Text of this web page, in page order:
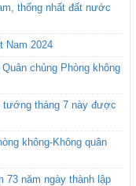
thống nhất đất nước
Nam 2024
chủng Phòng không
tướng tháng 7 này được
không-Không quân
73 năm ngày thành lập